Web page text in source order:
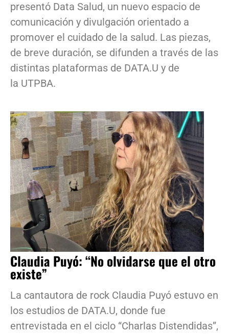
presentó Data Salud, un nuevo espacio de
comunicación y divulgación orientado a
promover el cuidado de la salud. Las piezas,
de breve duración, se difunden a través de las
distintas plataformas de DATA.U y de
la UTPBA.
Claudia Puyó: “No olvidarse que el otro
existe”
La cantautora de rock Claudia Puyó estuvo en
los estudios de DATA.U, donde fue
entrevistada en el ciclo “Charlas Distendidas”,